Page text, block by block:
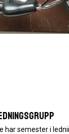
har semester i